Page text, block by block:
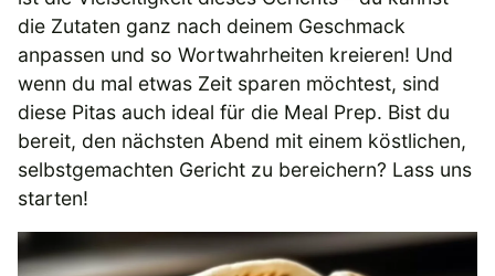
die Zutaten ganz nach deinem Geschmack
anpassen und so Wortwahrheiten kreieren! Und
wenn du mal etwas Zeit sparen möchtest, sind
diese Pitas auch ideal für die Meal Prep. Bist du
bereit, den nächsten Abend mit einem köstlichen,
selbstgemachten Gericht zu bereichern? Lass uns
starten!